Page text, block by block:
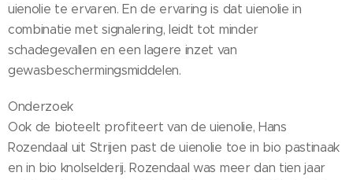
uienolie te ervaren. En de ervaring is dat uienolie in
combinatie met signalering, leidt tot minder
schadegevallen en een lagere inzet van
gewasbeschermingsmiddelen.
Onderzoek
Ook de bioteelt profiteert van de uienolie, Hans
Rozendaal uit Strijen past de uienolie toe in bio pastinaak
en in bio knolselderij. Rozendaal was meer dan tien jaar